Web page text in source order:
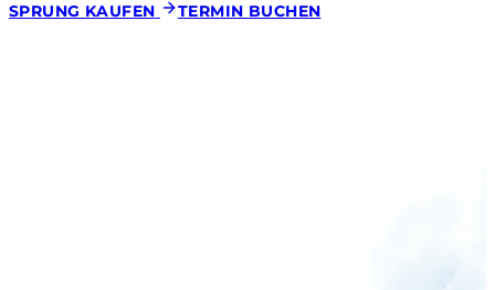
SPRUNG KAUFEN TERMIN BUCHEN